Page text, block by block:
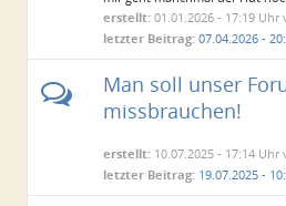
Windkraftgegner
erstellt: 01.01.2026 - 17:19
letzter Beitrag: 07.04.2026 -
Man soll unser
missbrauchen!
erstellt: 10.07.2025 - 17:14
letzter Beitrag: 19.07.2025 -